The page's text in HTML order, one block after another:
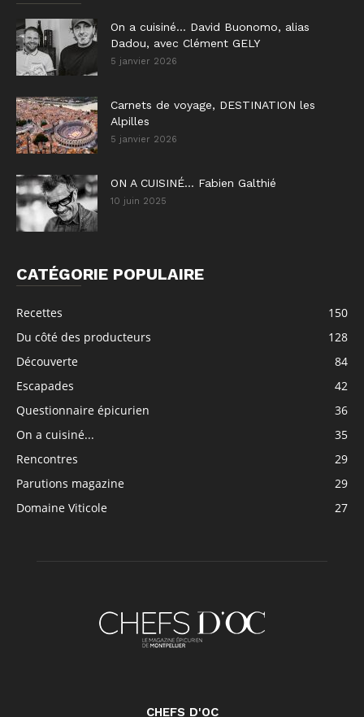
On a cuisiné… David Buonomo, alias
Dadou, avec Clément GELY
5 janvier 2026
Carnets de voyage, DESTINATION les
Alpilles
5 janvier 2026
ON A CUISINÉ… Fabien Galthié
10 juin 2025
CATÉGORIE POPULAIRE
Recettes
150
Du côté des producteurs
128
Découverte
84
Escapades
42
Questionnaire épicurien
36
On a cuisiné...
35
Rencontres
29
Parutions magazine
29
Domaine Viticole
27
CHEFS D'OC